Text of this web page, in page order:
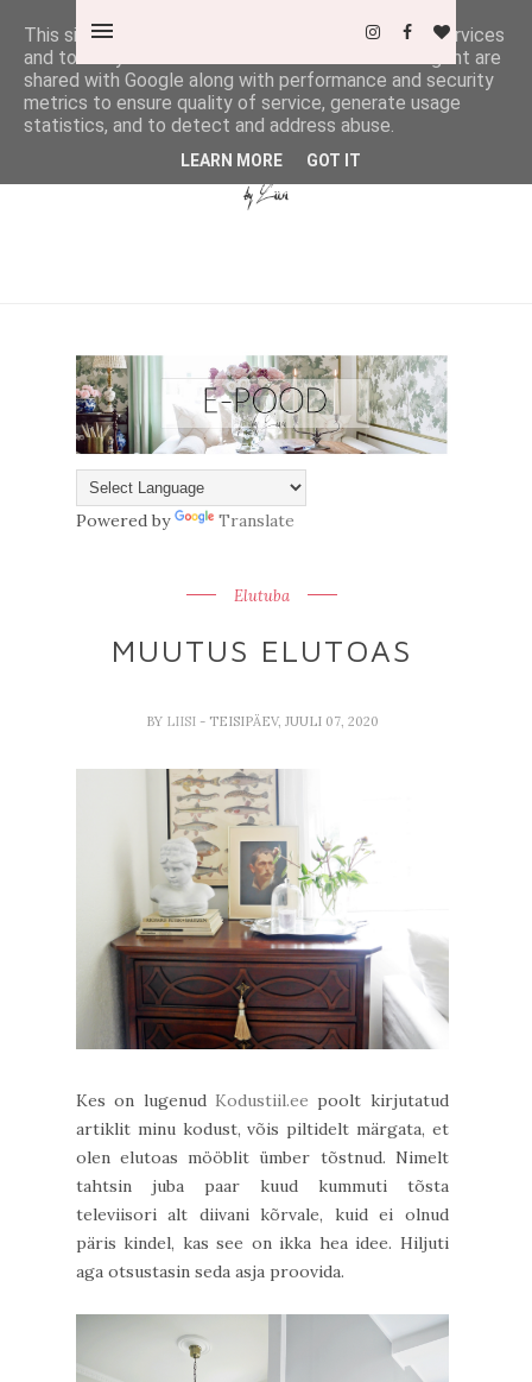
Powered by Translate
Elutuba
MUUTUS ELUTOAS
BY LIISI - TEISIPÄEV, JUULI 07, 2020
Kes on lugenud Kodustiil.ee poolt kirjutatud
artiklit minu kodust, võis piltidelt märgata, et
olen elutoas mööblit ümber tõstnud. Nimelt
tahtsin juba paar kuud kummuti tõsta
televiisori alt diivani kõrvale, kuid ei olnud
päris kindel, kas see on ikka hea idee. Hiljuti
aga otsustasin seda asja proovida.
This site uses cookies from Google to deliver its services
and to analyze traffic. Your IP address and user-agent are
shared with Google along with performance and security
metrics to ensure quality of service, generate usage
statistics, and to detect and address abuse.
LEARN MORE GOT IT